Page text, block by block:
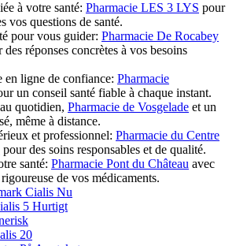
à votre santé: Pharmacie LES 3 LYS pour
vos questions de santé.
pour vous guider: Pharmacie De Rocabey
des réponses concrètes à vos besoins
en ligne de confiance: Pharmacie
un conseil santé fiable à chaque instant.
quotidien, Pharmacie de Vosgelade et un
même à distance.
et professionnel: Pharmacie du Centre
pour des soins responsables et de qualité.
santé: Pharmacie Pont du Château avec
de vos médicaments.
Cialis Nu
5 Hurtigt
20